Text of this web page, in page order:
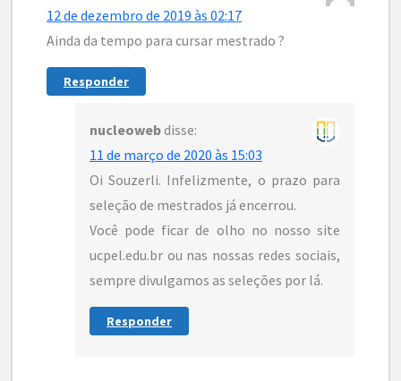
12 de dezembro de 2019 às 02:17
Ainda da tempo para cursar mestrado ?
Responder
nucleowebdisse:
11 de março de 2020 às 15:03
Oi Souzerli. Infelizmente, o prazo para
seleção de mestrados já encerrou.
Você pode ficar de olho no nosso site
ucpel.edu.br ou nas nossas redes sociais,
sempre divulgamos as seleções por lá.
Responder